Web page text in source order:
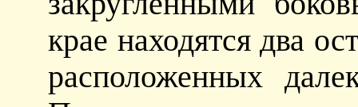
крае находятся два
расположенных